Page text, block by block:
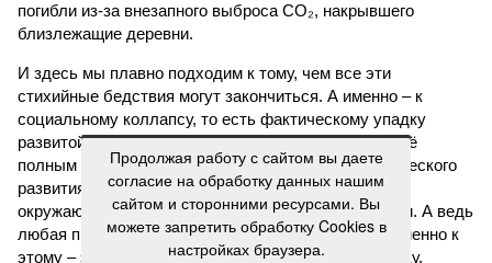
погибли из-за внезапного выброса CO₂, накрывшего
близлежащие деревни.
И здесь мы плавно подходим к тому, чем все эти
стихийные бедствия могут закончиться. А именно – к
социальному коллапсу, то есть фактическому упадку
развитой цивилизации, зачастую с последующим её
полным уничтожением. Среди причин такого трагического
развития событий учёные называют деградацию
окружающей среды, истощение ресурсов и болезни. А ведь
любая природная катастрофа непременно ведёт именно к
этому – экономическому кризису, эпидемиям, голоду,
Продолжая работу с сайтом вы даете
согласие на обработку данных нашим
сайтом и сторонними ресурсами. Вы
можете запретить обработку Cookies в
настройках браузера.